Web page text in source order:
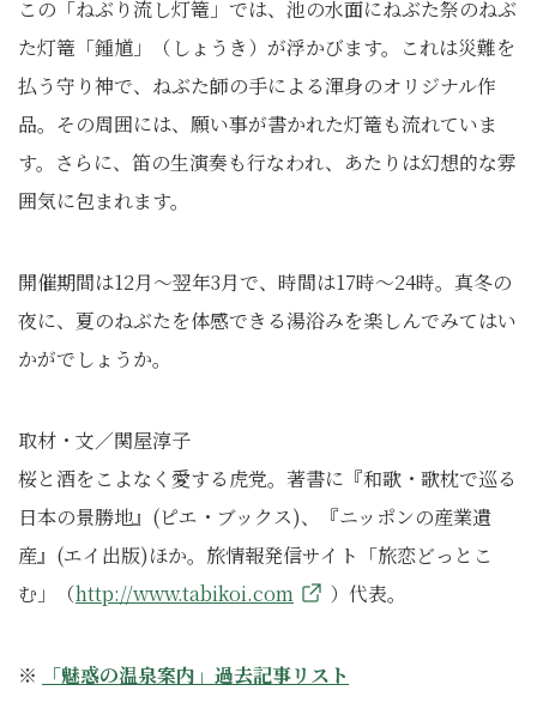
この「ねぶり流し灯篭」では、池の水面にねぶた祭のねぶ
た灯篭「鍾馗」（しょうき）が浮かびます。これは災難を
払う守り神で、ねぶた師の手による渾身のオリジナル作
品。その周囲には、願い事が書かれた灯篭も流れていま
す。さらに、笛の生演奏も行なわれ、あたりは幻想的な雰
囲気に包まれます。
開催期間は12月～翌年3月で、時間は17時～24時。真冬の
夜に、夏のねぶたを体感できる湯浴みを楽しんでみてはい
かがでしょうか。
取材・文／関屋淳子
桜と酒をこよなく愛する虎党。著書に『和歌・歌枕で巡る
日本の景勝地』(ピエ・ブックス)、『ニッポンの産業遺
産』(エイ出版)ほか。旅情報発信サイト「旅恋どっとこ
む」（http://www.tabikoi.com ）代表。
※ 「魅惑の温泉案内」過去記事リスト